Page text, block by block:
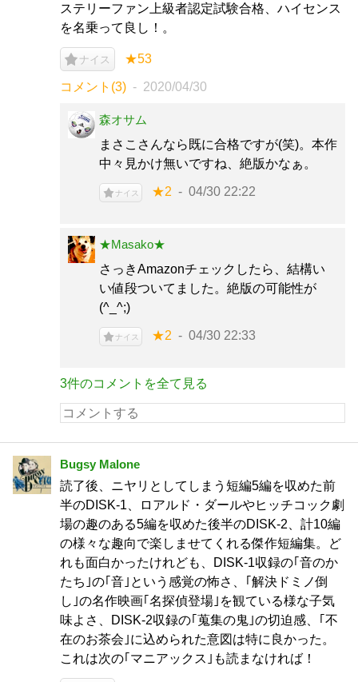
ステリーファン上級者認定試験合格、ハイセンス
を名乗って良し！。
ナイス ★53
コメント(3) 2020/04/30
森オサム
まさこさんなら既に合格ですが(笑)。本作
中々見かけ無いですね、絶版かなぁ。
ナイス ★2 04/30 22:22
★Masako★
さっきAmazonチェックしたら、結構い
い値段ついてました。絶版の可能性が
(^_^;)
ナイス ★2 04/30 22:33
3件のコメントを全て見る
Bugsy Malone
読了後、ニヤリとしてしまう短編5編を収めた前
半のDISK-1、ロアルド・ダールやヒッチコック劇
場の趣のある5編を収めた後半のDISK-2、計10編
の様々な趣向で楽しませてくれる傑作短編集。ど
れも面白かったけれども、DISK-1収録の｢音のか
たち｣の｢音｣という感覚の怖さ、｢解決ドミノ倒
し｣の名作映画｢名探偵登場｣を観ている様な子気
味よさ、DISK-2収録の｢蒐集の鬼｣の切迫感、｢不
在のお茶会｣に込められた意図は特に良かった。
これは次の｢マニアックス｣も読まなければ！